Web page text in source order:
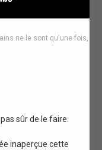
ne le sont qu'une fois,
sûr de le faire.
inaperçue cette